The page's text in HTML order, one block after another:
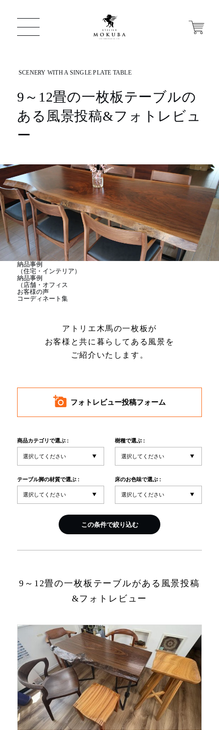
ONLINE STORE
店舗から探す
一枚板 ATELIER MOKUBA HOME
MOKUBA について
商品情報
直営店
イベント
WEBカタログ
新入荷情報
INFORMATION
MOKUBA CHANNEL
よくあるご質問
9～12畳の一枚板テーブルの
ある風景投稿&フォトレビュ
ー
納品事例
（住宅・インテリア）
納品事例
（店舗・オフィス
お客様の声
コーディネート集
アトリエ木馬の一枚板が
お客様と共に暮らしてある風景を
ご紹介いたします。
フォトレビュー投稿フォーム
商品カテゴリで選ぶ : 樹種で選ぶ :
テーブル脚の材質で選ぶ : 床のお色味で選ぶ :
この条件で絞り込む
9～12畳の一枚板テーブルがある風景投稿
&フォトレビュー